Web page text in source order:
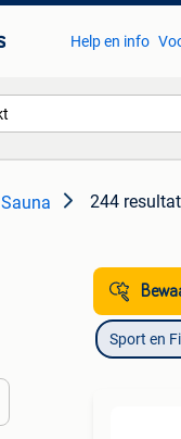
Help en info
Sauna 244
Sport en